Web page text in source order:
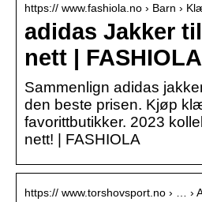
https:// www.fashiola.no › Barn ›
adidas Jakker
nett |
Sammenlign adidas
den beste prisen. Kjøp
favorittbutikker. 2023
nett! | FASHIOLA
https:// www.torshovsport.no › … ›